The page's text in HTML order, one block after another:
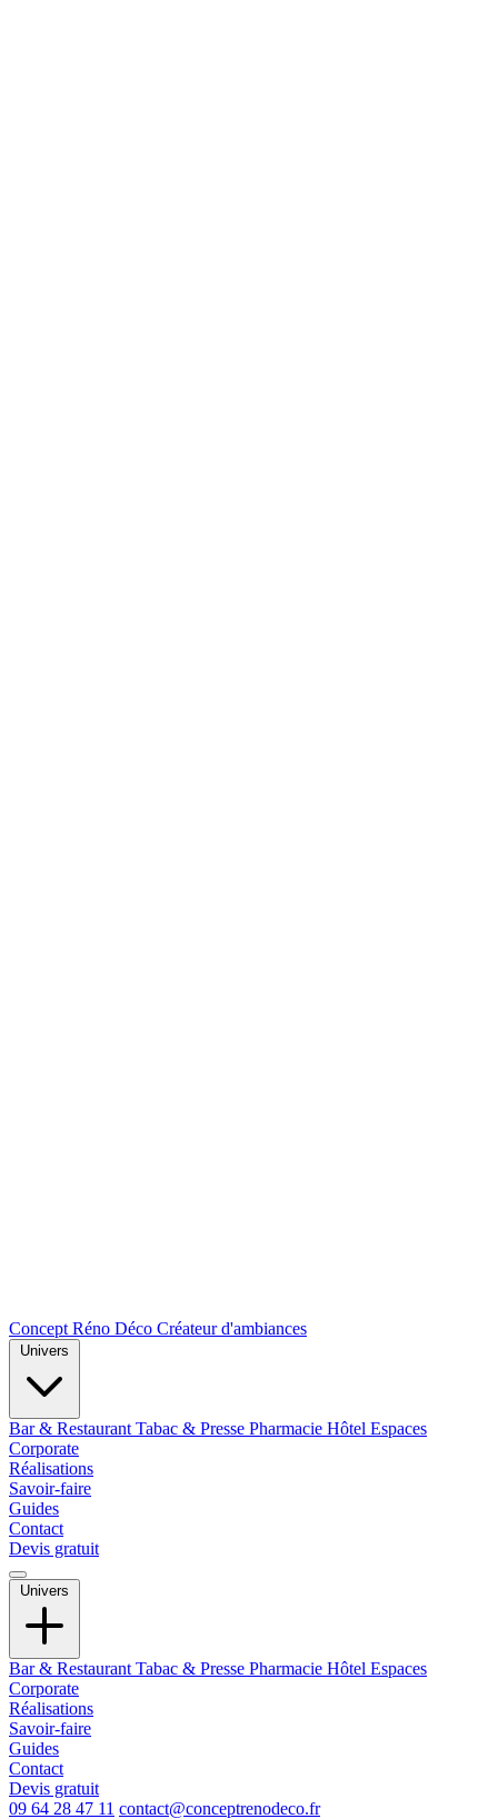
Concept Réno Déco Créateur d'ambiances
Bar & Restaurant Tabac & Presse Pharmacie Hôtel Espaces
Corporate
Réalisations
Savoir-faire
Guides
Contact
Devis gratuit
Univers
Bar & Restaurant Tabac & Presse Pharmacie Hôtel Espaces
Corporate
Réalisations
Savoir-faire
Guides
Contact
Devis gratuit
09 64 28 47 11 contact@conceptrenodeco.fr